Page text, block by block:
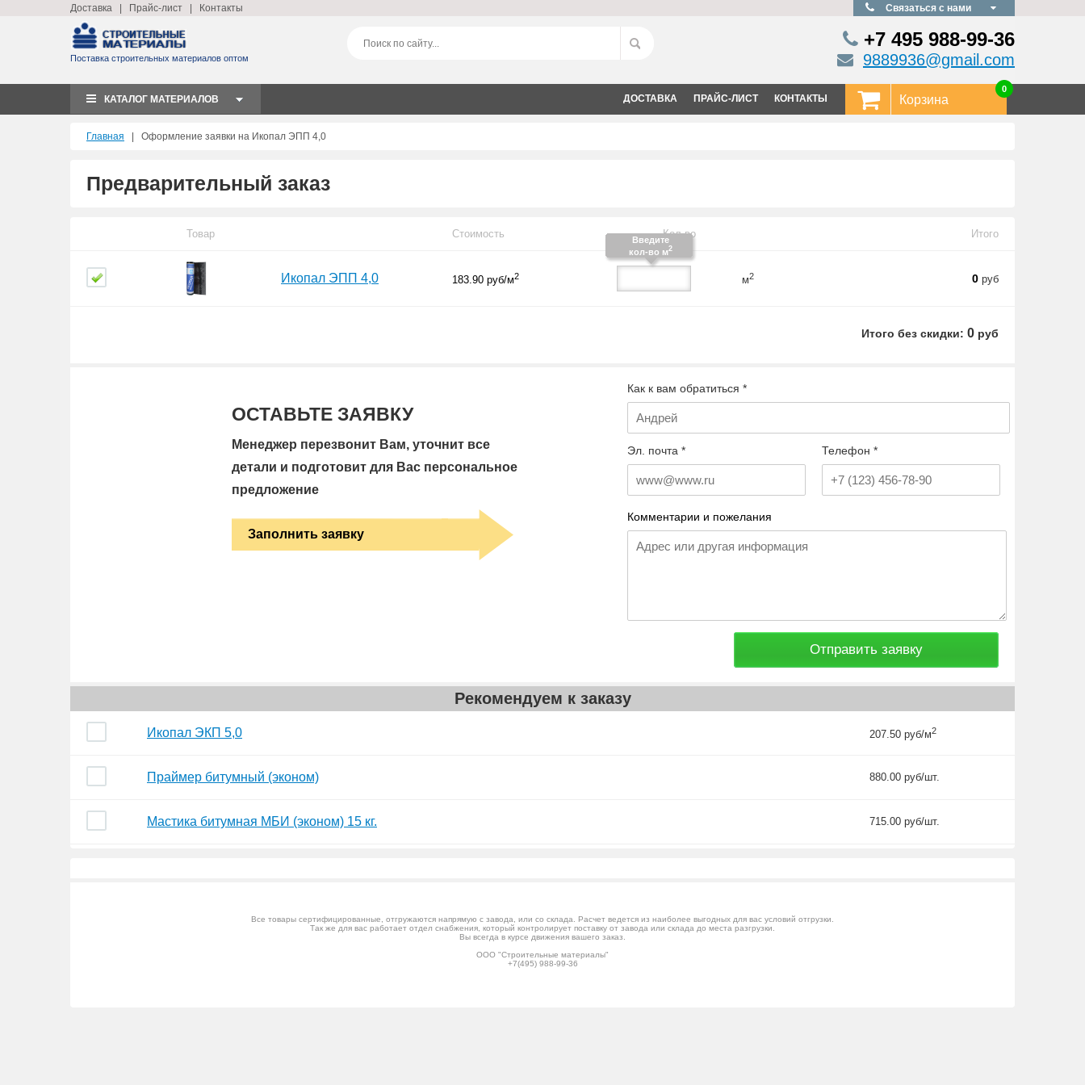
Доставка Прайс-лист Контакты Связаться с нами
Поставка строительных материалов оптом
+7 495 988-99-36
9889936@gmail.com
КАТАЛОГ МАТЕРИАЛОВ ДОСТАВКА ПРАЙС-ЛИСТ КОНТАКТЫ Корзина
0
Главная Оформление заявки на Икопал ЭПП 4,0
Предварительный заказ
Товар Стоимость Кол-во Итого
Икопал ЭПП 4,0 183.90 руб/м2
Введите
кол-во м2
м2 0 руб
Итого без скидки: 0 руб
Как к вам обратиться *
Эл. почта * Телефон *
Комментарии и пожелания
ОСТАВЬТЕ ЗАЯВКУ
Менеджер перезвонит Вам, уточнит все
детали и подготовит для Вас персональное
предложение
Заполнить заявку
Рекомендуем к заказу
Икопал ЭКП 5,0 207.50 руб/м2
Праймер битумный (эконом) 880.00 руб/шт.
Мастика битумная МБИ (эконом) 15 кг. 715.00 руб/шт.
Все товары сертифицированные, отгружаются напрямую с завода, или со склада. Расчет ведется из наиболее выгодных для вас условий отгрузки.
Так же для вас работает отдел снабжения, который контролирует поставку от завода или склада до места разгрузки.
Вы всегда в курсе движения вашего заказ.
ООО "Строительные материалы"
+7(495) 988-99-36